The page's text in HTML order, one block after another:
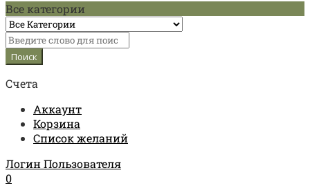
Все категории
Счета
Аккаунт
Корзина
Список желаний
Логин Пользователя
0